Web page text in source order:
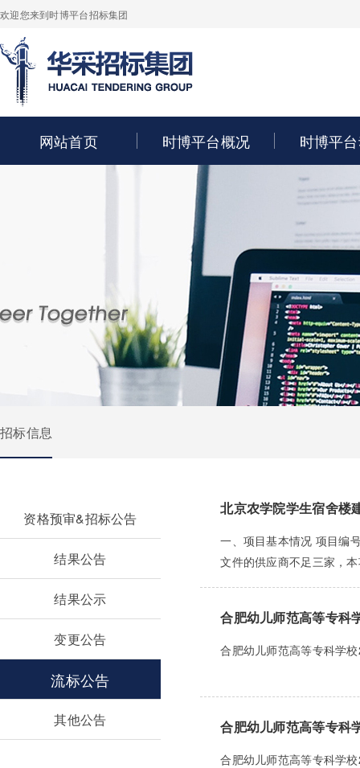
欢迎您来到时博平台招标集团
网站首页 时博平台概况 时博平
招标信息
资格预审&招标公告
结果公告
结果公示
变更公告
流标公告
其他公告
北京农学院学生宿舍楼
一、项目基本情况 项目编
文件的供应商不足三家，
合肥幼儿师范高等专科
合肥幼儿师范高等专科学
合肥幼儿师范高等专科
合肥幼儿师范高等专科学